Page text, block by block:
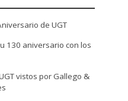
de UGT
130 aniversario con los
vistos por Gallego &